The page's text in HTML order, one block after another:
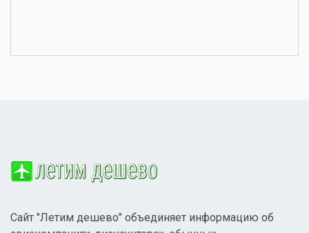
Сайт "Летим дешево" объединяет информацию об